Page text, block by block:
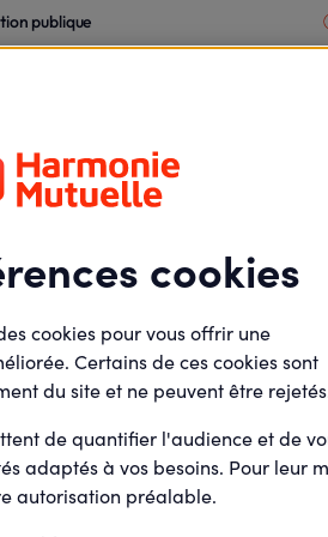
publique
ESUS, un levier de financement des
levier de
de l’ESS
minute(s) de lecture
min de lecture
jour le26 juin 2026
cookies
cookies pour vous offrir une
Certains de ces cookies sont
du site et ne peuvent être
de quantifier l'audience et de
adaptés à vos besoins. Pour leur
autorisation préalable.